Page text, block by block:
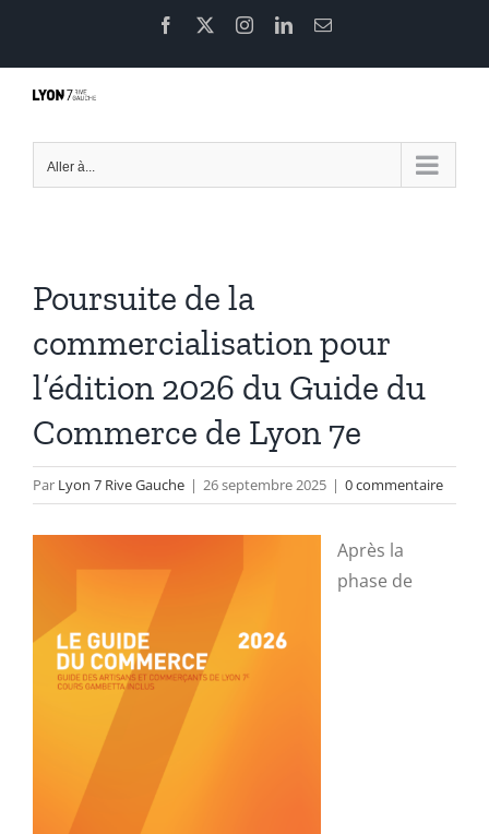
contenu
Facebook InstagramLinkedInEmail
Aller à...
Poursuite de la
commercialisation pour
l’édition 2026 du Guide du
Commerce de Lyon 7e
Par Lyon 7 Rive Gauche | 26 septembre 2025 | 0 commentaire
Après la
phase de